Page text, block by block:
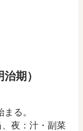
期）
る。
夜：汁・副菜